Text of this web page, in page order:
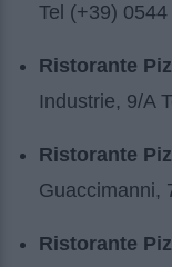
Tel (+39)
Ristorante
Industrie, 9/A
Ristorante
Guaccimanni,
Ristorante